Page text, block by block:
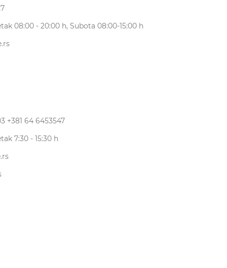
08:00 - 20:00 h, Subota 08:00-15:00 h
+381 64 6453547
7:30 - 15:30 h